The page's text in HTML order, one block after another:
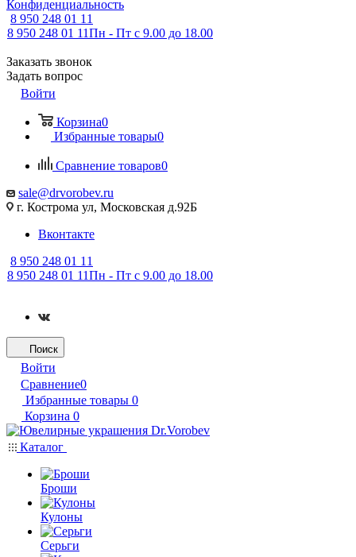
Конфиденциальность
8 950 248 01 11
8 950 248 01 11Пн - Пт с 9.00 до 18.00
Заказать звонок
Задать вопрос
Войти
Корзина0
Избранные товары0
Сравнение товаров0
sale@drvorobev.ru
г. Кострома ул, Московская д.92Б
Вконтакте
8 950 248 01 11
8 950 248 01 11Пн - Пт с 9.00 до 18.00
Поиск
Войти
Сравнение0
Избранные товары 0
Корзина 0
Каталог
Броши
Кулоны
Серьги